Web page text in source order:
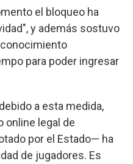
el bloqueo ha
y además sostuvo
para poder ingresar
a esta medida,
online legal de
por el Estado— ha
de jugadores. Es